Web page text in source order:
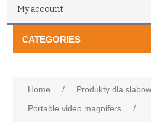
My account
CATEGORIES
Home / Produkty dla
Portable video magnifers
/